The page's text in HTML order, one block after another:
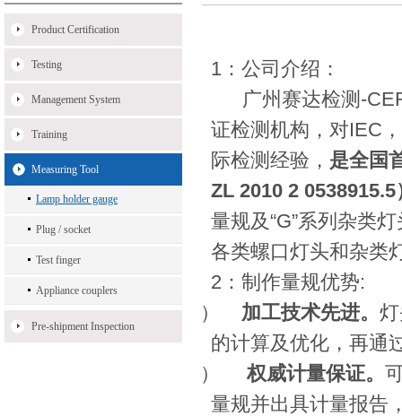
Product Certification
Testing
Management System
Training
Measuring Tool
Lamp holder gauge
Plug / socket
Test finger
Appliance couplers
Pre-shipment Inspection
1：公司介绍：
广州赛达检测 -
证检测机构，对IEC ，
际检测经验， 是全国
ZL 2010 2 0538915.5
量规及“G”系列杂类
各类螺口灯头和杂类
2：制作量规优势:
1） 加工技术先进。
的计算及优化，再通
2）权威计量保证。
量规并出具计量报告